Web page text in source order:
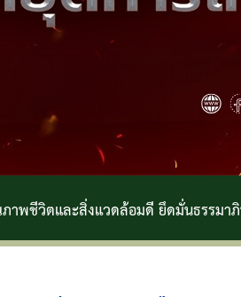
ละสิ่งแวดล้อมดี ยึดมั่นธรรมาภิบาล